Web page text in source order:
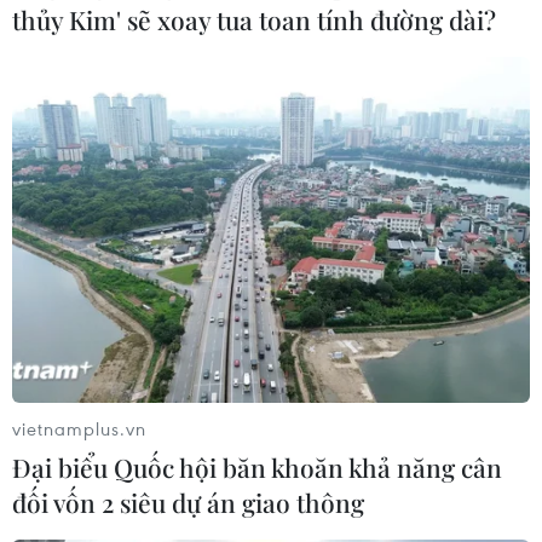
tỉnh.
ở địa phương khác nhau]
Để thuận tiện cho người dân, tỉnh cũng đã
thành lập các điểm tiêm chủng lưu động tại
những khu vực như trung tâm văn hóa, sân vận
động, nhà thiếu nhi, khu công nghiệp, công ty,
xí nghiệp...
Nhằm đảm bảo an toàn trong quá trình tổ chức
tiêm vaccine, các đơn vị ban hành khung thời
gian khác nhau trong ngày để đảm bảo các tiêu
chí phòng, chống dịch, hạn chế tối đa sự hao phí
vaccine; thực hiện nghiêm túc nguyên tắc 5K,
giãn cách và các biện pháp phòng, chống dịch
thủy Kim' sẽ xoay tua toan tính đường dài?
vietnamplus.vn
Đại biểu Quốc hội băn khoăn khả năng cân
đối vốn 2 siêu dự án giao thông